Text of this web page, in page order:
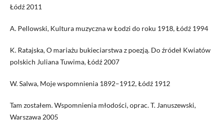
Łódź 2011
A. Pellowski, Kultura muzyczna w Łodzi do roku 1918, Łódź 1994
K. Ratajska, O mariażu bukieciarstwa z poezją. Do źródeł Kwiatów
polskich Juliana Tuwima, Łódź 2007
W. Salwa, Moje wspomnienia 1892–1912, Łódź 1912
Tam zostałem. Wspomnienia młodości, oprac. T. Januszewski,
Warszawa 2005